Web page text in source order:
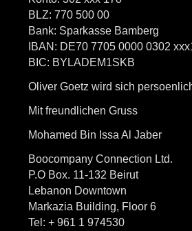
BLZ: 770 500 00
Bank: Sparkasse Bamberg
IBAN: DE70 7705 0000 0302
BIC: BYLADEM1SKB
Oliver Goetz wird sich
Mit freundlichen Gruss
Mohamed Bin Issa Al Jaber
Boocompany Connection Ltd.
P.O Box. 11-132 Beirut
Lebanon Downtown
Markazia Building, Floor 6
Tel: + 961 1 974530